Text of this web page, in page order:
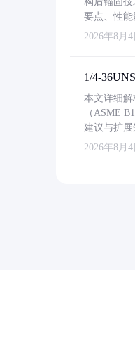
要点、性能
2026年8月4
1/4-
本文详细
（ASME
建议与扩展
2026年8月4